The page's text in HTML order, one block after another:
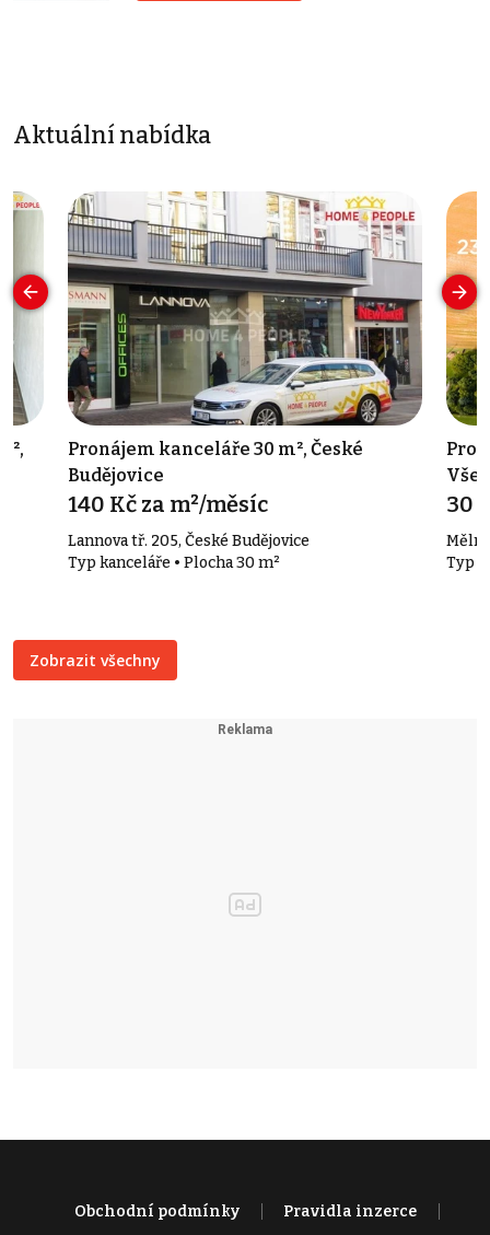
Aktuální nabídka
Pronájem kanceláře 30 m², České
Budějovice
140 Kč za m²/měsíc
Lannova tř. 205, České Budějovice
Typ kanceláře • Plocha 30 m²
30
Typ
Zobrazit všechny
Obchodní podmínky Pravidla inzerce